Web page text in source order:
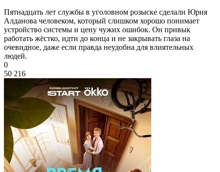
Пятнадцать лет службы в уголовном розыске сделали Юрия
Алданова человеком, который слишком хорошо понимает
устройство системы и цену чужих ошибок. Он привык
работать жёстко, идти до конца и не закрывать глаза на
очевидное, даже если правда неудобна для влиятельных
людей.
0
50 216